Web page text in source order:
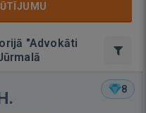
"Advokāti
8